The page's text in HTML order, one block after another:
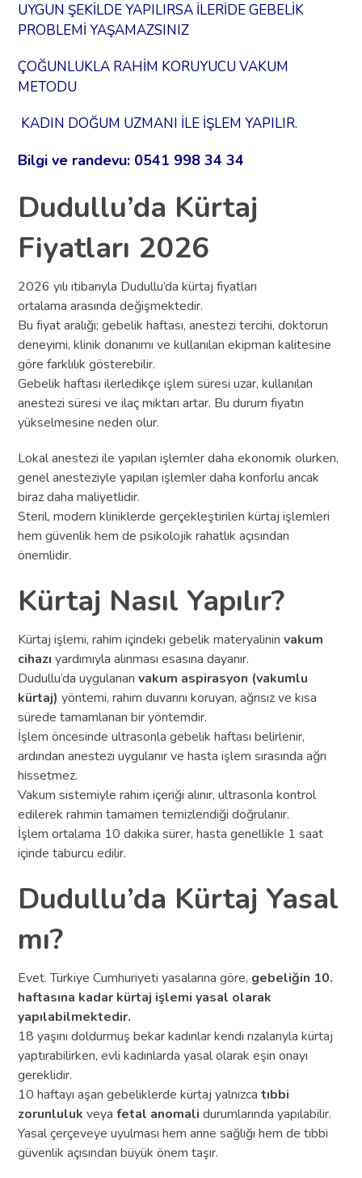
UYGUN ŞEKİLDE YAPILIRSA İLERİDE GEBELİK
PROBLEMİ YAŞAMAZSINIZ
ÇOĞUNLUKLA RAHİM KORUYUCU VAKUM
METODU
KADIN DOĞUM UZMANI İLE İŞLEM YAPILIR.
Bilgi ve randevu: 0541 998 34 34
Dudullu’da Kürtaj
Fiyatları 2026
2026 yılı itibarıyla Dudullu’da kürtaj fiyatları
ortalama arasında değişmektedir.
Bu fiyat aralığı; gebelik haftası, anestezi tercihi, doktorun
deneyimi, klinik donanımı ve kullanılan ekipman kalitesine
göre farklılık gösterebilir.
Gebelik haftası ilerledikçe işlem süresi uzar, kullanılan
anestezi süresi ve ilaç miktarı artar. Bu durum fiyatın
yükselmesine neden olur.
Lokal anestezi ile yapılan işlemler daha ekonomik olurken,
genel anesteziyle yapılan işlemler daha konforlu ancak
biraz daha maliyetlidir.
Steril, modern kliniklerde gerçekleştirilen kürtaj işlemleri
hem güvenlik hem de psikolojik rahatlık açısından
önemlidir.
Kürtaj Nasıl Yapılır?
Kürtaj işlemi, rahim içindeki gebelik materyalininvakum
cihazı yardımıyla alınması esasına dayanır.
Dudullu’da uygulananvakum aspirasyon (vakumlu
kürtaj) yöntemi, rahim duvarını koruyan, ağrısız ve kısa
sürede tamamlanan bir yöntemdir.
İşlem öncesinde ultrasonla gebelik haftası belirlenir,
ardından anestezi uygulanır ve hasta işlem sırasında ağrı
hissetmez.
Vakum sistemiyle rahim içeriği alınır, ultrasonla kontrol
edilerek rahmin tamamen temizlendiği doğrulanır.
İşlem ortalama 10 dakika sürer, hasta genellikle 1 saat
içinde taburcu edilir.
Dudullu’da Kürtaj Yasal
mı?
Evet. Türkiye Cumhuriyeti yasalarına göre, gebeliğin 10.
haftasına kadar kürtaj işlemi yasal olarak
yapılabilmektedir.
18 yaşını doldurmuş bekar kadınlar kendi rızalarıyla kürtaj
yaptırabilirken, evli kadınlarda yasal olarak eşin onayı
gereklidir.
10 haftayı aşan gebeliklerde kürtaj yalnızcatıbbi
zorunluluk veyafetal anomali durumlarında yapılabilir.
Yasal çerçeveye uyulması hem anne sağlığı hem de tıbbi
güvenlik açısından büyük önem taşır.